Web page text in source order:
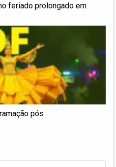
feriado prolongado em
pós